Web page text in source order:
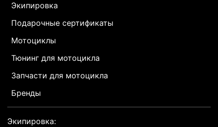
Экипировка
Подарочные сертификаты
Мотоциклы
Тюнинг для мотоцикла
Запчасти для мотоцикла
Бренды
Экипировка: